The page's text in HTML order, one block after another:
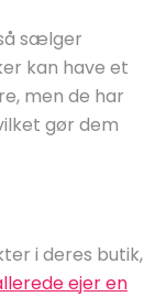
sælger
kan have et
men de har
gør dem
i deres butik,
ejer en